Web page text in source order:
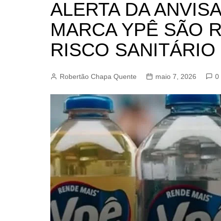
JUNDIAÍ
MOGI
MOGI
PAULÍNIA
ALERTA DA
MARCA YPÊ SÃO
RISCO SANITÁRIO
Robertão Chapa Quente maio 7, 2026 0